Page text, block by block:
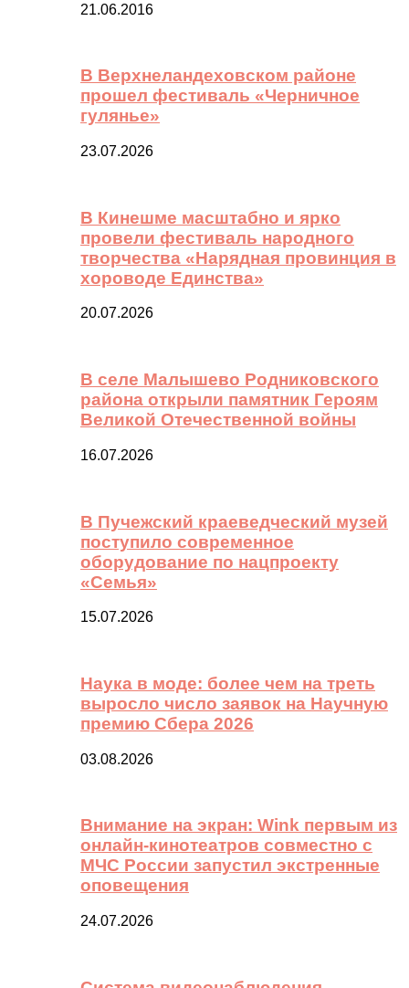
21.06.2016
В Верхнеландеховском районе
прошел фестиваль «Черничное
гулянье»
23.07.2026
В Кинешме масштабно и ярко
провели фестиваль народного
творчества «Нарядная провинция в
хороводе Единства»
20.07.2026
В селе Малышево Родниковского
района открыли памятник Героям
Великой Отечественной войны
16.07.2026
В Пучежский краеведческий музей
поступило современное
оборудование по нацпроекту
«Семья»
15.07.2026
Наука в моде: более чем на треть
выросло число заявок на Научную
премию Сбера 2026
03.08.2026
Внимание на экран: Wink первым из
онлайн-кинотеатров совместно с
МЧС России запустил экстренные
оповещения
24.07.2026